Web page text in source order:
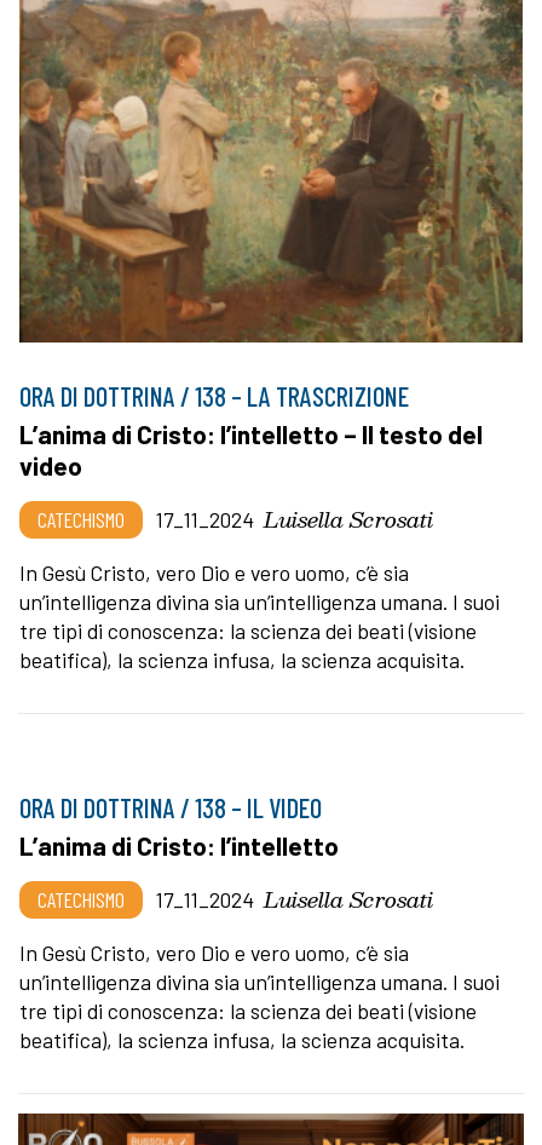
ORA DI DOTTRINA / 138 – LA TRASCRIZIONE
L’anima di Cristo: l’intelletto – Il testo del
video
CATECHISMO 17_11_2024 Luisella Scrosati
In Gesù Cristo, vero Dio e vero uomo, c’è sia
un’intelligenza divina sia un’intelligenza umana. I suoi
tre tipi di conoscenza: la scienza dei beati (visione
beatifica), la scienza infusa, la scienza acquisita.
ORA DI DOTTRINA / 138 – IL VIDEO
L’anima di Cristo: l’intelletto
CATECHISMO 17_11_2024 Luisella Scrosati
In Gesù Cristo, vero Dio e vero uomo, c’è sia
un’intelligenza divina sia un’intelligenza umana. I suoi
tre tipi di conoscenza: la scienza dei beati (visione
beatifica), la scienza infusa, la scienza acquisita.